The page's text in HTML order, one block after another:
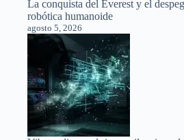
La conquista del Everest y el
robótica humanoide
agosto 5, 2026